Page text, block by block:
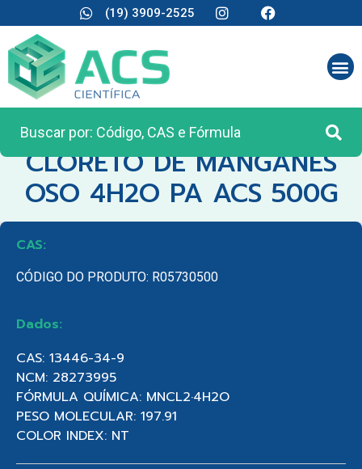
(19) 3909-2525
CATEGORIA:REAGENTES ANALÍTICOS
CLORETO DE MANGANES
OSO 4H2O PA ACS 500G
CAS:
CÓDIGO DO PRODUTO: R05730500
Dados:
CAS: 13446-34-9
NCM: 28273995
FÓRMULA QUÍMICA: MNCL2·4H2O
PESO MOLECULAR: 197.91
COLOR INDEX: NT